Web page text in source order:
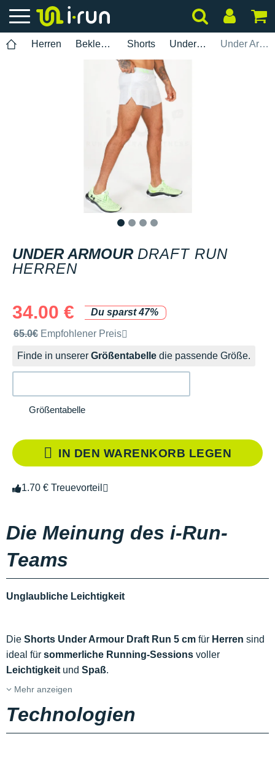
Herren Bekleidung Shorts Under Armour Under Armour Draft Run Herren
UNDER ARMOUR DRAFT RUN
HERREN
34.00 €
Du sparst 47%
Unverbindliche Preisempfehlung der Marke
65.0€ Empfohlener Preis
Finde in unserer Größentabelle die passende Größe.
Größentabelle
IN DEN WARENKORB LEGEN
1.70 € Treuevorteil
Die Meinung des i-Run-
Teams
Unglaubliche Leichtigkeit
Die Shorts Under Armour Draft Run 5 cm für Herren sind
ideal für sommerliche Running-Sessions voller
Leichtigkeit und Spaß.
Mehr anzeigen
Technologien